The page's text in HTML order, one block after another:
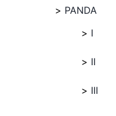
PANDA
I
II
III